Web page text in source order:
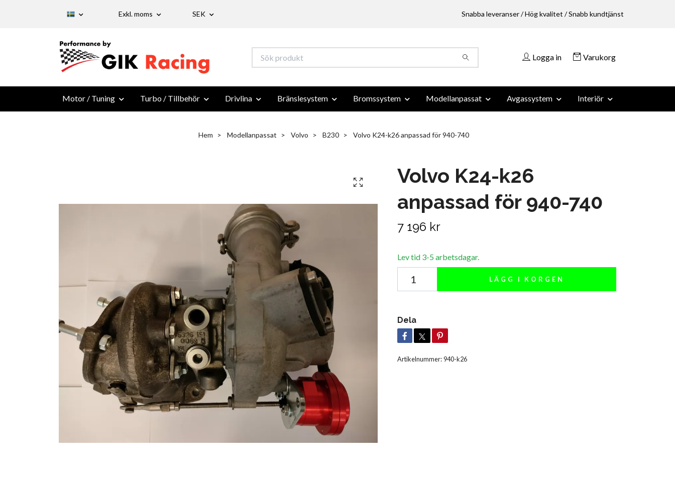
Exkl. moms SEK Snabba leveranser / Hög kvalitet / Snabb kundtjänst
Logga in Varukorg
Motor / Tuning Turbo / Tillbehör Drivlina Bränslesystem Bromssystem Modellanpassat Avgassystem Interiör
Hem Modellanpassat Volvo B230 Volvo K24-k26 anpassad för 940-740
Volvo K24-k26
anpassad för 940-740
7 196 kr
Lev tid 3-5 arbetsdagar.
LÄGG I KORGEN
Dela
Artikelnummer:940-k26